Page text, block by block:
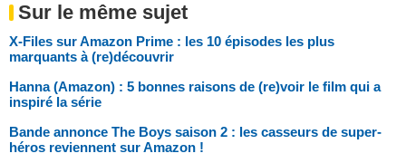
Sur le même sujet
X-Files sur Amazon Prime : les 10 épisodes les plus
marquants à (re)découvrir
Hanna (Amazon) : 5 bonnes raisons de (re)voir le film qui a
inspiré la série
Bande annonce The Boys saison 2 : les casseurs de super-
héros reviennent sur Amazon !